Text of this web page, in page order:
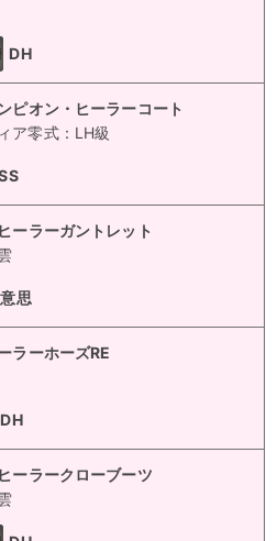
DH
ピオン・ヒーラーコート
ア零式：LH級
ーラーガントレット
意思
ラーホーズRE
DH
ーラークローブーツ